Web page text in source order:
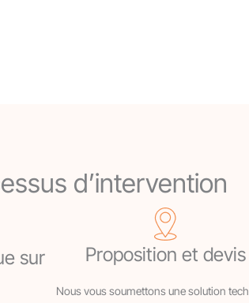
d’intervention
sur
Proposition et devis
Nous vous soumettons une solution